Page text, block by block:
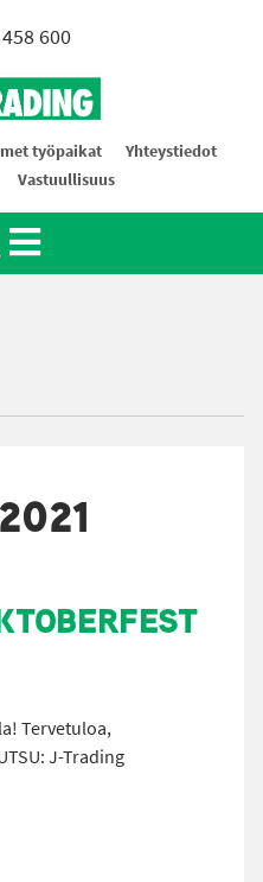
600
työpaikat
Yhteystiedot
Vastuullisuus
Tervetuloa,
J-Trading